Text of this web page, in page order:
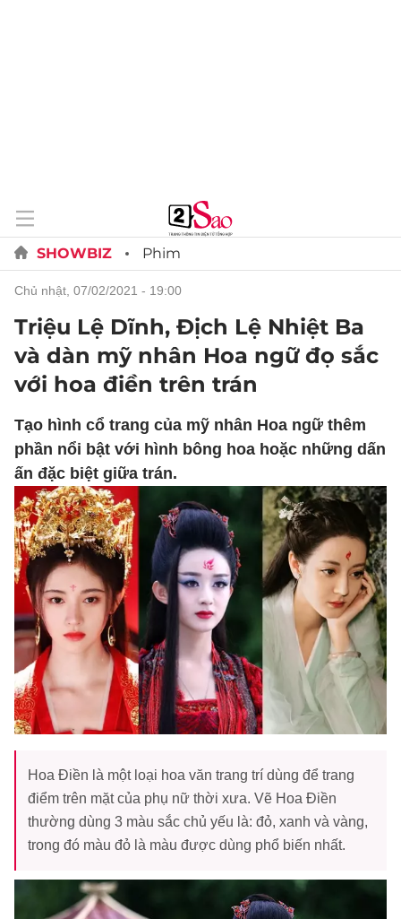
SHOWBIZ Phim
chủ nhật, 07/02/2021 - 19:00
Triệu Lệ Dĩnh, Địch Lệ Nhiệt Ba
và dàn mỹ nhân Hoa ngữ đọ sắc
với hoa điền trên trán
Tạo hình cổ trang của mỹ nhân Hoa ngữ thêm
phần nổi bật với hình bông hoa hoặc những dấn
ấn đặc biệt giữa trán.
Hoa Điền là một loại hoa văn trang trí dùng để trang
điểm trên mặt của phụ nữ thời xưa. Vẽ Hoa Điền
thường dùng 3 màu sắc chủ yếu là: đỏ, xanh và vàng,
trong đó màu đỏ là màu được dùng phổ biến nhất.